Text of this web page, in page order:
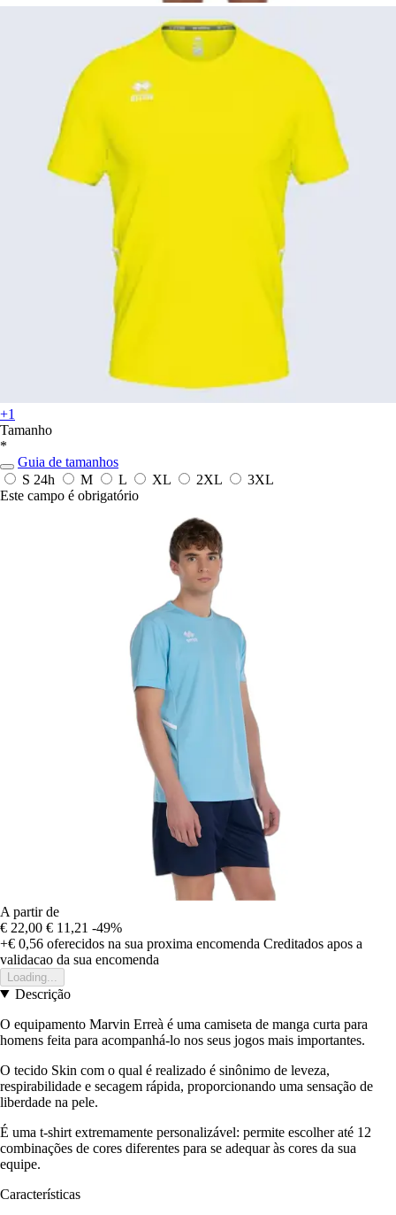
+1
Tamanho
*
Guia de tamanhos
S 24h M L XL 2XL
3XL
Este campo é obrigatório
A partir de
€ 22,00 € 11,21 -49%
+€ 0,56 oferecidos na sua proxima encomenda Creditados apos a
validacao da sua encomenda
Loading...
Descrição
O equipamento Marvin Erreà é uma camiseta de manga curta para
homens feita para acompanhá-lo nos seus jogos mais importantes.
O tecido Skin com o qual é realizado é sinônimo de leveza,
respirabilidade e secagem rápida, proporcionando uma sensação de
liberdade na pele.
É uma t-shirt extremamente personalizável: permite escolher até 12
combinações de cores diferentes para se adequar às cores da sua
equipe.
Características